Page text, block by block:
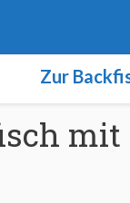
Zur
mit